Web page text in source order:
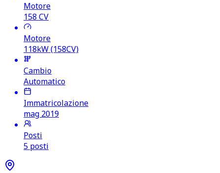
Motore
158 CV
Motore
118kW (158CV)
Cambio
Automatico
Immatricolazione
mag 2019
Posti
5 posti